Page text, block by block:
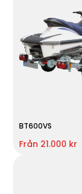
BT600VS
Från 21.000 kr